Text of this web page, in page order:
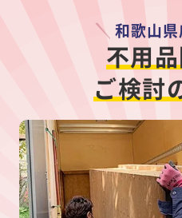
和歌山
不用
ご検討